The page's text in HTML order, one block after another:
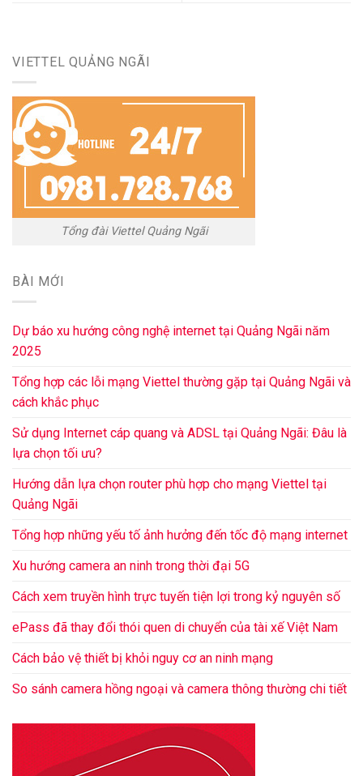
VIETTEL QUẢNG NGÃI
Tổng đài Viettel Quảng Ngãi
BÀI MỚI
Dự báo xu hướng công nghệ internet tại Quảng Ngãi năm
2025
Tổng hợp các lỗi mạng Viettel thường gặp tại Quảng Ngãi và
cách khắc phục
Sử dụng Internet cáp quang và ADSL tại Quảng Ngãi: Đâu là
lựa chọn tối ưu?
Hướng dẫn lựa chọn router phù hợp cho mạng Viettel tại
Quảng Ngãi
Tổng hợp những yếu tố ảnh hưởng đến tốc độ mạng internet
Xu hướng camera an ninh trong thời đại 5G
Cách xem truyền hình trực tuyến tiện lợi trong kỷ nguyên số
ePass đã thay đổi thói quen di chuyển của tài xế Việt Nam
Cách bảo vệ thiết bị khỏi nguy cơ an ninh mạng
So sánh camera hồng ngoại và camera thông thường chi tiết